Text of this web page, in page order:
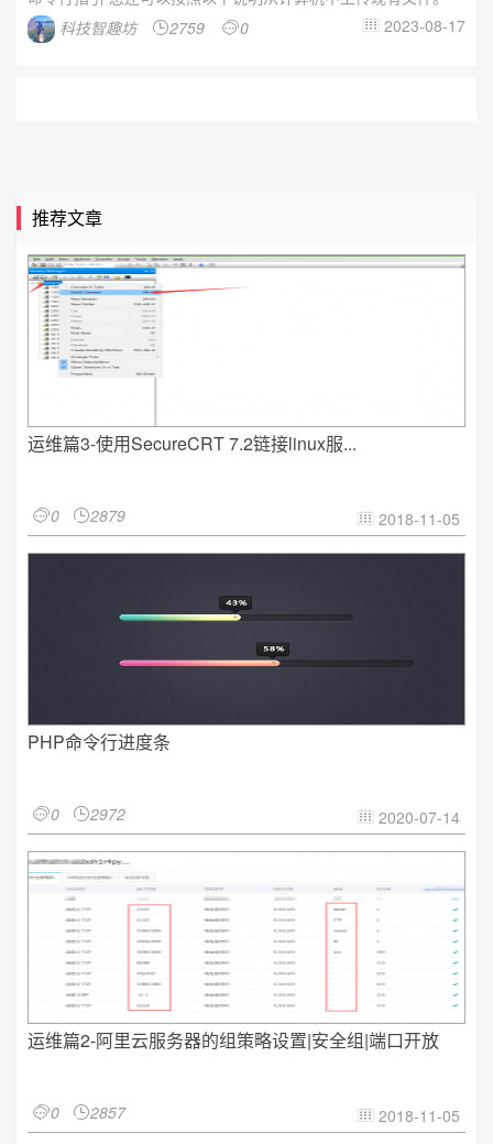
科技智趣坊
2759 0  2023-08-17
推荐文章
运维篇3-使用SecureCRT 7.2链接linux服...
0 2879  2018-11-05
PHP命令行进度条
0 2972  2020-07-14
运维篇2-阿里云服务器的组策略设置|安全组|端口开放
0 2857  2018-11-05